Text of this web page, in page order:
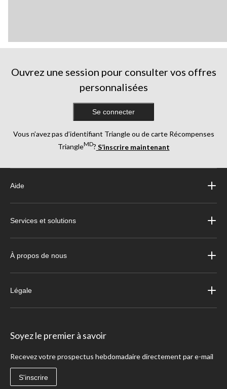
Ouvrez une session pour consulter vos offres
personnalisées
Se connecter
Vous n’avez pas d’identifiant Triangle ou de carte Récompenses
TriangleMD? S’inscrire maintenant
Aide
Services et solutions
À propos de nous
Légale
Soyez le premier à savoir
Recevez votre prospectus hebdomadaire directement par e-mail
S'inscrire